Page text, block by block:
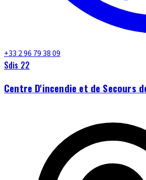
+33 2 96 79 38 09
Sdis 22
Centre D'incendie et de Secours